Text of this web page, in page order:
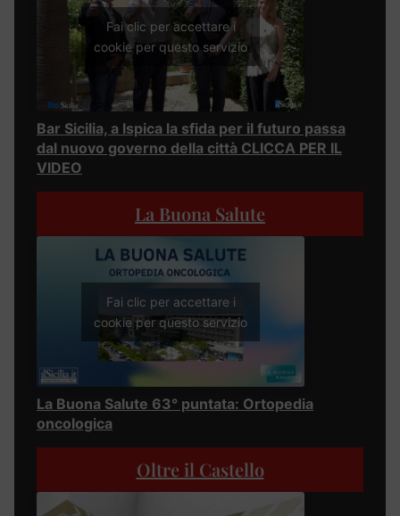
Fai clic per accettare i
cookie per questo servizio
Bar Sicilia, a Ispica la sfida per il futuro passa
dal nuovo governo della città CLICCA PER IL
VIDEO
La Buona Salute
Fai clic per accettare i
cookie per questo servizio
La Buona Salute 63° puntata: Ortopedia
oncologica
Oltre il Castello